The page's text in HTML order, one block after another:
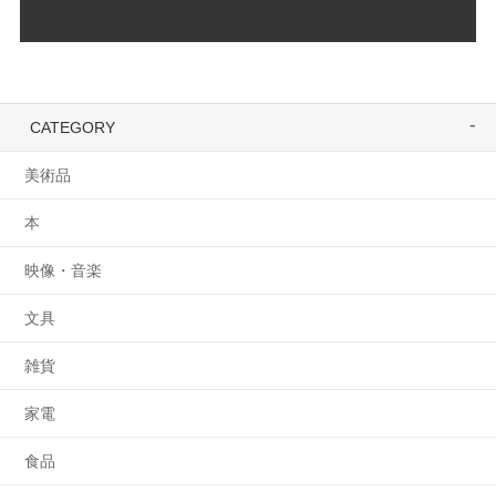
CATEGORY
美術品
本
映像・音楽
文具
雑貨
家電
食品